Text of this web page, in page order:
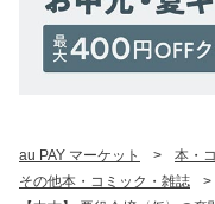
au PAY マーケット > 本・
その他本・コミック・雑誌
>